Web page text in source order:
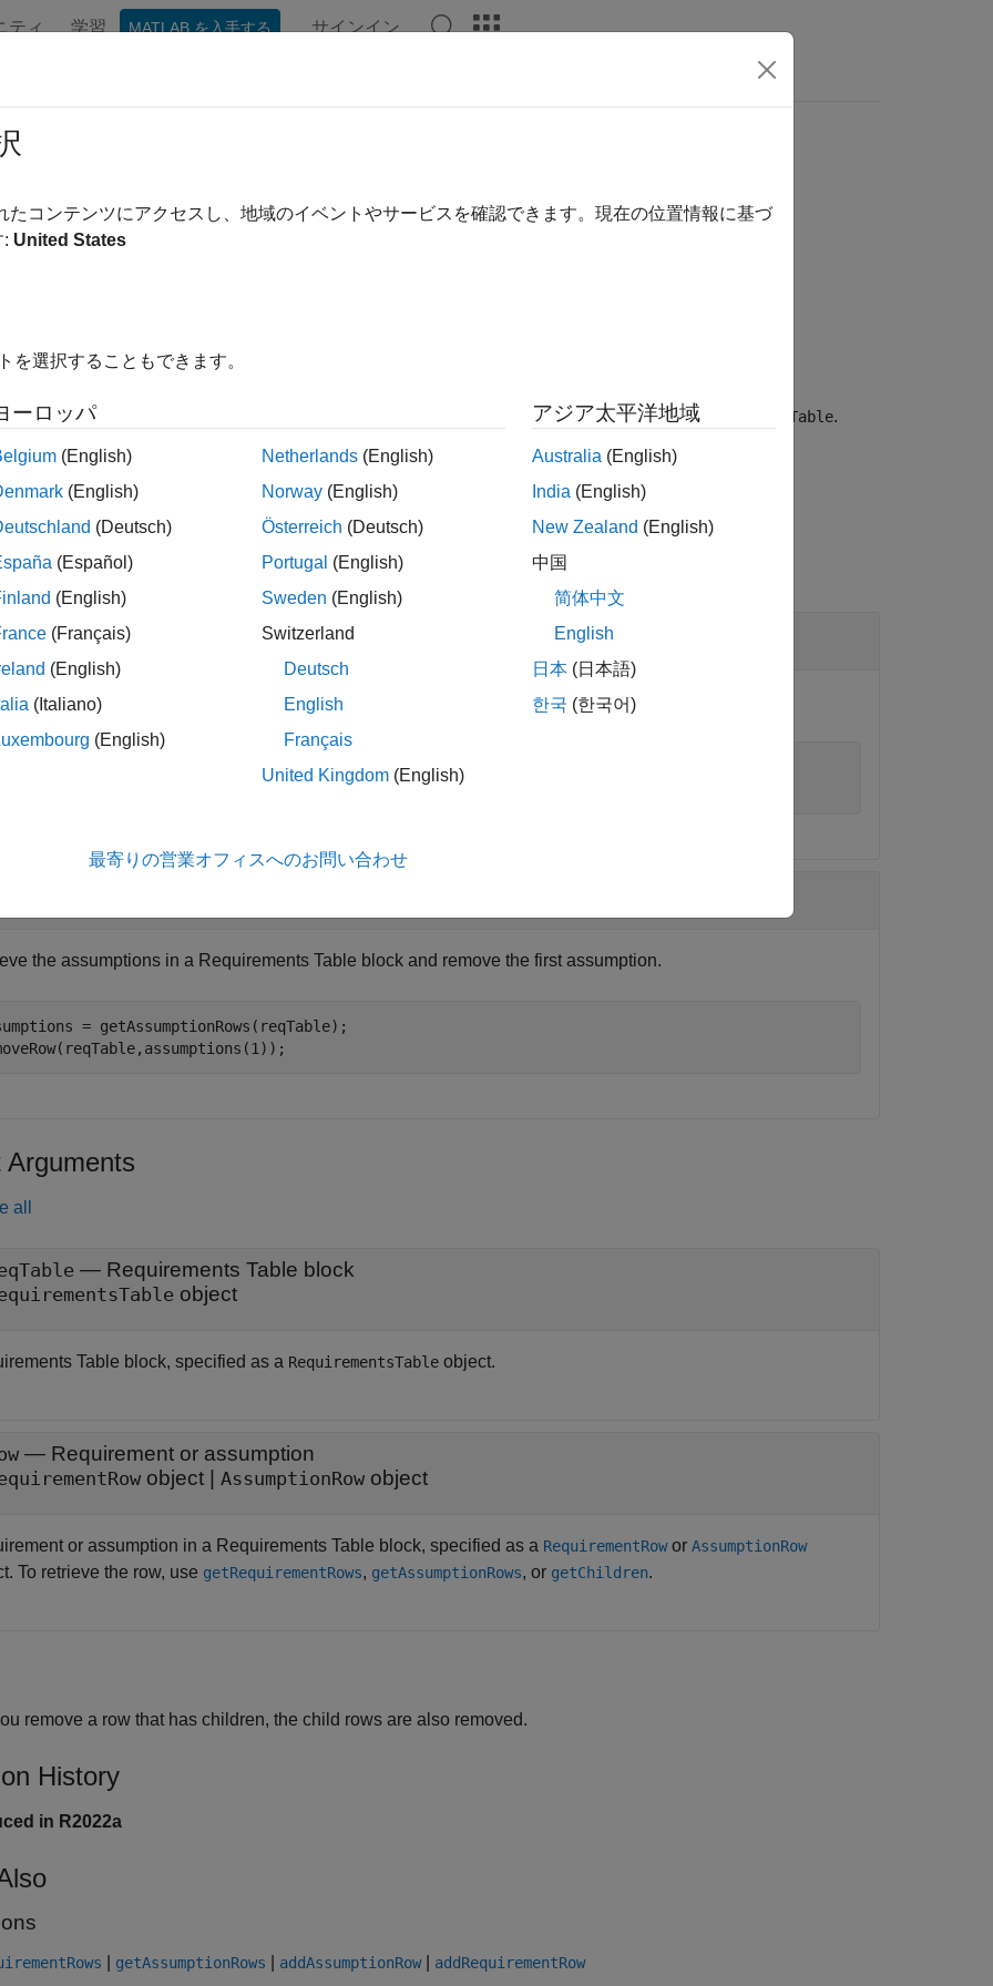
ティ 学習 MATLAB を入手する サインイン
Requirements Table block row
reqTable, Requirements Tableblock, specified by reqTable.
all
Requirement from Requirements Table
the requirements in a Requirements Table block and remove the first requirement.
= getRequirementRows(reqTable);
the assumptions in a Requirements Table block and remove the first assumption.
= getAssumptionRows(reqTable);
Arguments
all
— Requirements Table block
object
Table block, specified as a RequirementsTable object.
— Requirement or assumption
object AssumptionRow object
or assumption in a Requirements Table block, specified as a RequirementRowor AssumptionRow
To retrieve the row, use getRequirementRows, getAssumptionRows, or getChildren.
remove a row that has children, the child rows are also removed.
History
in R2022a
getAssumptionRows addAssumptionRow| addRequirementRow
たコンテンツにアクセスし、地域のイベントやサービスを確認できます。現在の位置情報に基づ
: United States
を選択することもできます。
ーロッパ
(English)
(English)
(Deutsch)
(Español)
(English)
(Français)
(English)
(Italiano)
(English)
Netherlands (English)
Norway (English)
Österreich (Deutsch)
Portugal (English)
Sweden (English)
Switzerland
Deutsch
English
Français
United Kingdom (English)
アジア太平洋地域
Australia (English)
India (English)
New Zealand (English)
中国
简体中文
English
日本 (日本語)
한국 (한국어)
最寄りの営業オフィスへのお問い合わせ